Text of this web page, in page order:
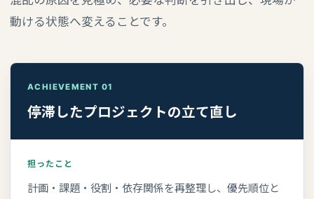
動ける状態へ変えることです。
ACHIEVEMENT 01
停滞したプロジェクトの立て直し
担ったこと
計画・課題・役割・依存関係を再整理し、優先順位と